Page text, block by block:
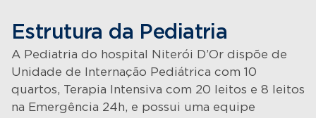
Estrutura da Pediatria
A Pediatria do hospital Niterói D’Or dispõe de
Unidade de Internação Pediátrica com 10
quartos, Terapia Intensiva com 20 leitos e 8 leitos
na Emergência 24h, e possui uma equipe